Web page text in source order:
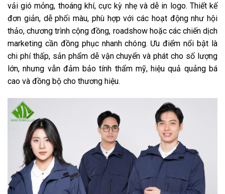
vải gió mỏng, thoáng khí, cực kỳ nhẹ và dễ in logo. Thiết kế
đơn giản, dễ phối màu, phù hợp với các hoạt động như hội
thảo, chương trình cộng đồng, roadshow hoặc các chiến dịch
marketing cần đồng phục nhanh chóng. Ưu điểm nổi bật là
chi phí thấp, sản phẩm dễ vận chuyển và phát cho số lượng
lớn, nhưng vẫn đảm bảo tính thẩm mỹ, hiệu quả quảng bá
cao và đồng bộ cho thương hiệu.